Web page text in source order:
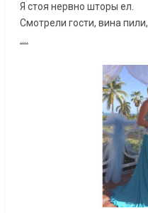
Я стоя нервно шторы ел.
Смотрели гости, вина пили,